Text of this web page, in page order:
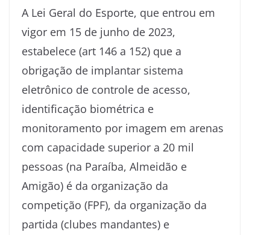
A Lei Geral do Esporte, que entrou em
vigor em 15 de junho de 2023,
estabelece (art 146 a 152) que a
obrigação de implantar sistema
eletrônico de controle de acesso,
identificação biométrica e
monitoramento por imagem em arenas
com capacidade superior a 20 mil
pessoas (na Paraíba, Almeidão e
Amigão) é da organização da
competição (FPF), da organização da
partida (clubes mandantes) e